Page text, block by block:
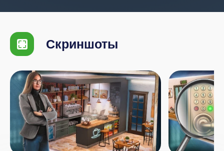
Скриншоты